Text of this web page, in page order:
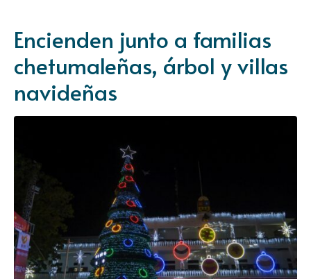
Encienden junto a familias
chetumaleñas, árbol y villas
navideñas